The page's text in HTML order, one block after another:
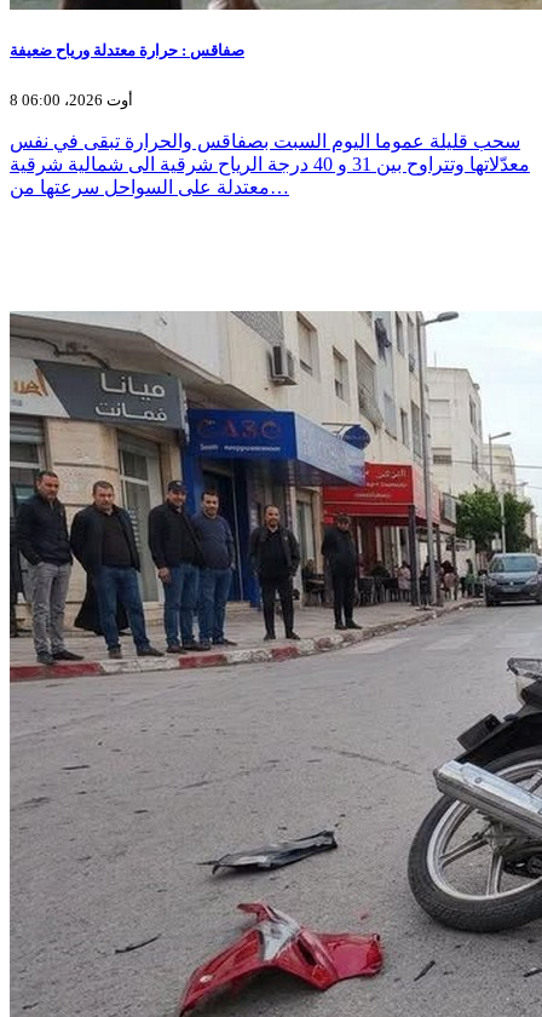
صفاقس : حرارة معتدلة ورياح ضعيفة
8 أوت 2026، 06:00
سحب قليلة عموما اليوم السبت بصفاقس والحرارة تبقى في نفس
معدّلاتها وتتراوح بين 31 و 40 درجة الرياح شرقية الى شمالية شرقية
معتدلة على السواحل سرعتها من…